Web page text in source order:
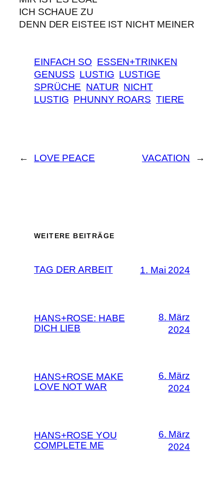
ICH SCHAUE ZU
DENN DER EISTEE IST NICHT MEINER
EINFACH SO ESSEN+TRINKEN
GENUSS LUSTIG LUSTIGE
SPRÜCHE NATUR NICHT
LUSTIG PHUNNY ROARS TIERE
← LOVE PEACE VACATION →
WEITERE BEITRÄGE
TAG DER ARBEIT 1. Mai 2024
HANS+ROSE: HABE
DICH LIEB
8. März
2024
HANS+ROSE MAKE
LOVE NOT WAR
6. März
2024
HANS+ROSE YOU
COMPLETE ME
6. März
2024